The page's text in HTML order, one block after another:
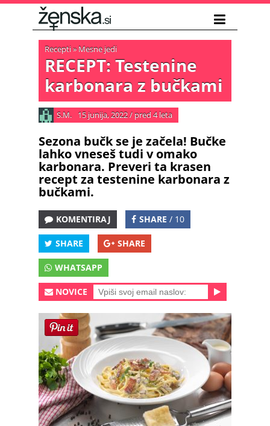
Recepti» Mesne jedi
RECEPT: Testenine
karbonara z bučkami
S.M. 15 junija, 2022/ pred 4 leta
Sezona bučk se je začela! Bučke
lahko vneseš tudi v omako
karbonara. Preveri ta krasen
recept za testenine karbonara z
bučkami.
KOMENTIRAJ SHARE / 10
SHARE SHARE
WHATSAPP
NOVICE